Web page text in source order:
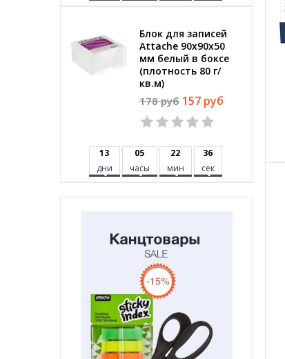
Блок для записей
Attache 90x90x50
мм белый в боксе
(плотность 80 г/
кв.м)
178 руб 157 руб
13
дни
05
часы
22
мин
35
сек